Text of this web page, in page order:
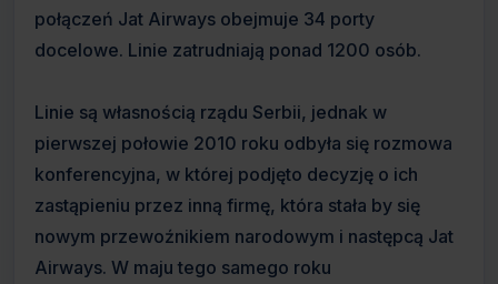
połączeń Jat Airways obejmuje 34 porty
docelowe. Linie zatrudniają ponad 1200 osób.
Linie są własnością rządu Serbii, jednak w
pierwszej połowie 2010 roku odbyła się rozmowa
konferencyjna, w której podjęto decyzję o ich
zastąpieniu przez inną firmę, która stała by się
nowym przewoźnikiem narodowym i następcą Jat
Airways. W maju tego samego roku